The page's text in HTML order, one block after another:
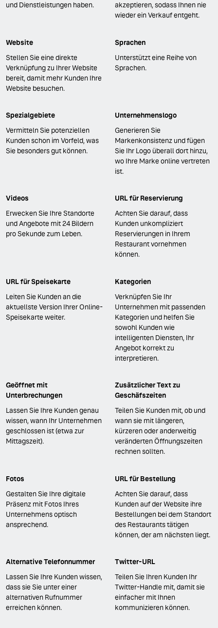
und Dienstleistungen haben.
akzeptieren, sodass Ihnen nie
wieder ein Verkauf entgeht.
Website
Stellen Sie eine direkte
Verknüpfung zu Ihrer Website
bereit, damit mehr Kunden Ihre
Website besuchen.
Sprachen
Unterstützt eine Reihe von
Sprachen.
Spezialgebiete
Vermitteln Sie potenziellen
Kunden schon im Vorfeld, was
Sie besonders gut können.
Unternehmenslogo
Generieren Sie
Markenkonsistenz und fügen
Sie Ihr Logo überall dort hinzu,
wo Ihre Marke online vertreten
ist.
Videos
Erwecken Sie Ihre Standorte
und Angebote mit 24 Bildern
pro Sekunde zum Leben.
URL für Reservierung
Achten Sie darauf, dass
Kunden unkompliziert
Reservierungen in Ihrem
Restaurant vornehmen
können.
URL für Speisekarte
Leiten Sie Kunden an die
aktuellste Version Ihrer Online-
Speisekarte weiter.
Kategorien
Verknüpfen Sie Ihr
Unternehmen mit passenden
Kategorien und helfen Sie
sowohl Kunden wie
intelligenten Diensten, Ihr
Angebot korrekt zu
interpretieren.
Geöffnet mit
Unterbrechungen
Lassen Sie Ihre Kunden genau
wissen, wann Ihr Unternehmen
geschlossen ist (etwa zur
Mittagszeit).
Zusätzlicher Text zu
Geschäfszeiten
Teilen Sie Kunden mit, ob und
wann sie mit längeren,
kürzeren oder anderweitig
veränderten Öffnungszeiten
rechnen sollten.
Fotos
Gestalten Sie Ihre digitale
Präsenz mit Fotos Ihres
Unternehmens optisch
ansprechend.
URL für Bestellung
Achten Sie darauf, dass
Kunden auf der Website ihre
Bestellungen bei dem Standort
des Restaurants tätigen
können, der am nächsten liegt.
Alternative Telefonnummer
Lassen Sie Ihre Kunden wissen,
dass sie Sie unter einer
alternativen Rufnummer
erreichen können.
Twitter-URL
Teilen Sie Ihren Kunden Ihr
Twitter-Handle mit, damit sie
einfacher mit Ihnen
kommunizieren können.